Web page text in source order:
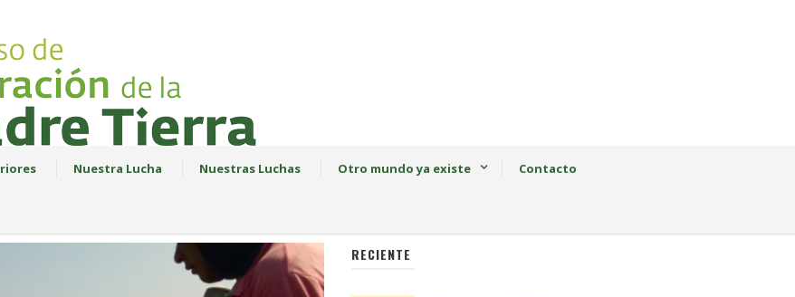
Nuestra Lucha Nuestras Luchas Otro mundo ya existe Contacto
RECIENTE